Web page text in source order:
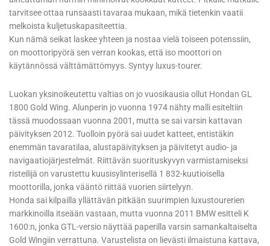
tarvitsee ottaa runsaasti tavaraa mukaan, mikä tietenkin vaatii
melkoista kuljetuskapasiteettia.
Kun nämä seikat laskee yhteen ja nostaa vielä toiseen potenssiin,
on moottoripyörä sen verran kookas, että iso moottori on
käytännössä välttämättömyys. Syntyy luxus-tourer.
Luokan yksinoikeutettu valtias on jo vuosikausia ollut Hondan GL
1800 Gold Wing. Alunperin jo vuonna 1974 nähty malli esiteltiin
tässä muodossaan vuonna 2001, mutta se sai varsin kattavan
päivityksen 2012. Tuolloin pyörä sai uudet katteet, entistäkin
enemmän tavaratilaa, alustapäivityksen ja päivitetyt audio- ja
navigaatiojärjestelmät. Riittävän suorituskyvyn varmistamiseksi
risteilijä on varustettu kuusisylinterisellä 1 832-kuutioisella
moottorilla, jonka vääntö riittää vuorien siirtelyyn.
Honda sai kilpailla yllättävän pitkään suurimpien luxustourerien
markkinoilla itseään vastaan, mutta vuonna 2011 BMW esitteli K
1600:n, jonka GTL-versio näyttää paperilla varsin samankaltaiselta
Gold Wingiin verrattuna. Varustelista on lievästi ilmaistuna kattava,